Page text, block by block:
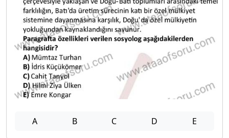
A B C D E